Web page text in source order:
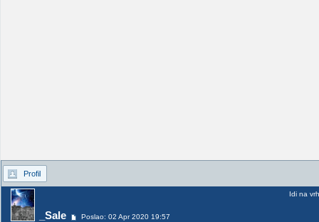
Profil
_Sale Poslao: 02 Apr 2020 19:57
Idi na vrh